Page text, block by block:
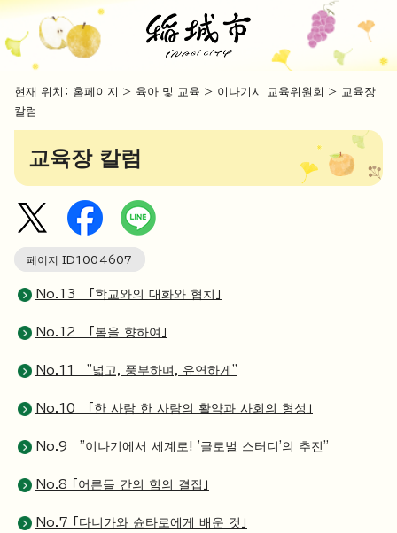
현재 위치： 홈페이지 > 육아 및 교육 > 이나기시 교육위원회
> 교육장
칼럼
교육장 칼럼
페이지 ID1004607
No.13 「학교와의 대화와 협치」
No.12 「봄을 향하여」
No.11 "넓고, 풍부하며, 유연하게"
No.10 「한 사람 한 사람의 활약과 사회의 형성」
No.9 "이나기에서 세계로! '글로벌 스터디'의 추진"
No.8 「어른들 간의 힘의 결집」
No.7 「다니가와 슌타로에게 배운 것」